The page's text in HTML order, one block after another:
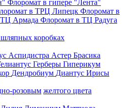
Флоромат в гипере "Лента"
в ТРЦ Липецк Флоромат в
Армада Флоромат в ТЦ Радуга
коробках
Аспидистра Астер Брасика
Герберы Гиперикум
Дендробиум Диантус Ирисы
розовым желтого цвета